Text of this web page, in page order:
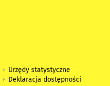
Urzędy statystyczne
Deklaracja dostępności